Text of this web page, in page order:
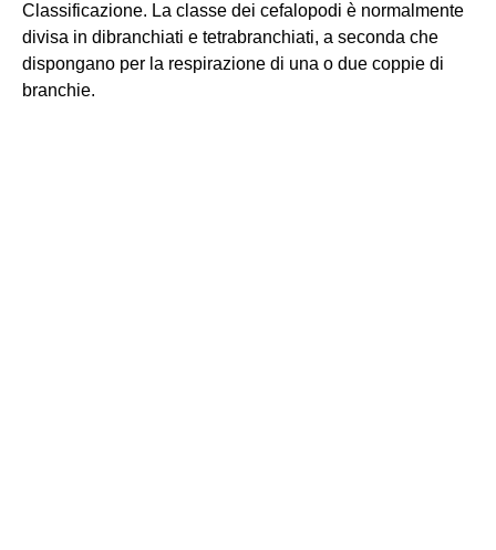
Classificazione. La classe dei cefalopodi è normalmente
divisa in dibranchiati e tetrabranchiati, a seconda che
dispongano per la respirazione di una o due coppie di
branchie.